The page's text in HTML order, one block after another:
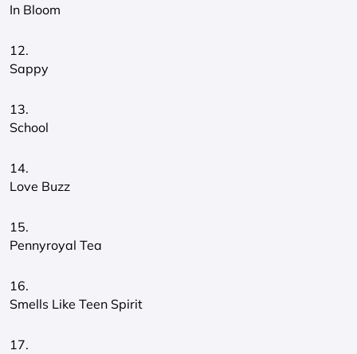
In Bloom
12.
Sappy
13.
School
14.
Love Buzz
15.
Pennyroyal Tea
16.
Smells Like Teen Spirit
17.